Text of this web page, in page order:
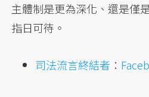
主體制是更為深化、還是僅
指日可待。
司法流言終結者 ：